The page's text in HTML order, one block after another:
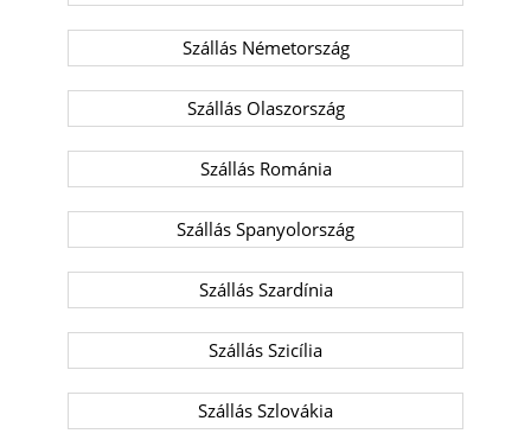
Szállás Németország
Szállás Olaszország
Szállás Románia
Szállás Spanyolország
Szállás Szardínia
Szállás Szicília
Szállás Szlovákia